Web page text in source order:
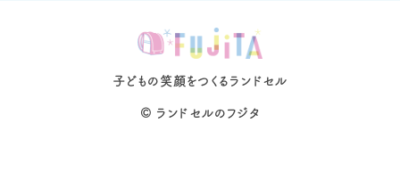
子どもの笑顔をつくるランドセル
© ランドセルのフジタ